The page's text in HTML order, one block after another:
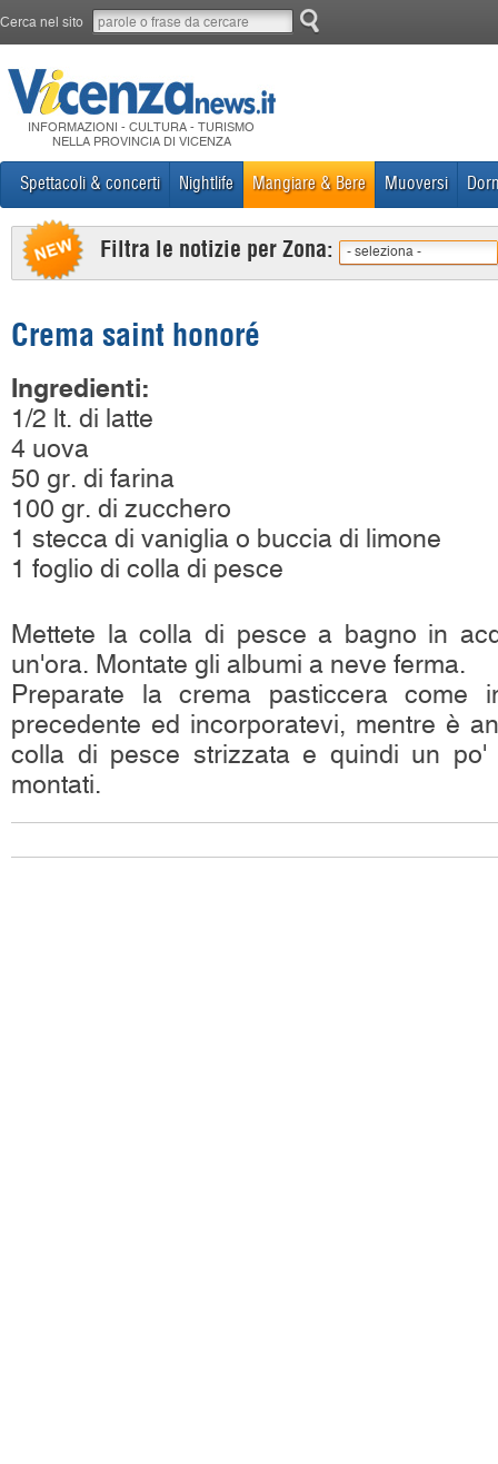
Cerca nel sito
INFORMAZIONI - CULTURA - TURISMO
NELLA PROVINCIA DI VICENZA
Spettacoli & concerti Nightlife Mangiare & Bere Muoversi
Filtra le notizie per Zona: - seleziona -
Crema saint honoré
Ingredienti:
1/2 lt. di latte
4 uova
50 gr. di farina
100 gr. di zucchero
1 stecca di vaniglia o buccia di limone
1 foglio di colla di pesce
Mettete la colla di pesce a bagno in
un'ora. Montate gli albumi a neve ferma.
Preparate la crema pasticcera come
precedente ed incorporatevi, mentre è
colla di pesce strizzata e quindi un po'
montati.